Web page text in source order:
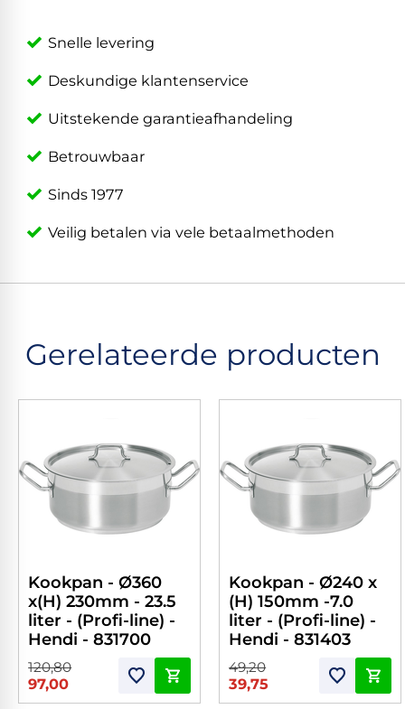
Snelle levering
Deskundige klantenservice
Uitstekende garantieafhandeling
Betrouwbaar
Sinds 1977
Veilig betalen via vele betaalmethoden
Gerelateerde producten
Kookpan - Ø360
x(H) 230mm - 23.5
liter - (Profi-line) -
Hendi - 831700
120,80
97,00
Kookpan - Ø240 x
(H) 150mm -7.0
liter - (Profi-line) -
Hendi - 831403
49,20
39,75